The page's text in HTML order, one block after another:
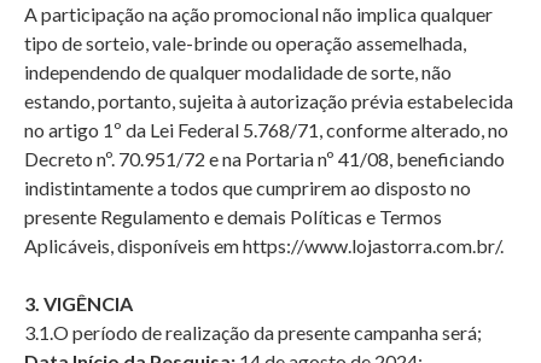
A participação na ação promocional não implica qualquer
tipo de sorteio, vale-brinde ou operação assemelhada,
independendo de qualquer modalidade de sorte, não
estando, portanto, sujeita à autorização prévia estabelecida
no artigo 1º da Lei Federal 5.768/71, conforme alterado, no
Decreto nº. 70.951/72 e na Portaria nº 41/08, beneficiando
indistintamente a todos que cumprirem ao disposto no
presente Regulamento e demais Políticas e Termos
Aplicáveis, disponíveis emhttps://www.lojastorra.com.br/.
3. VIGÊNCIA
3.1.O período de realização da presente campanha será;